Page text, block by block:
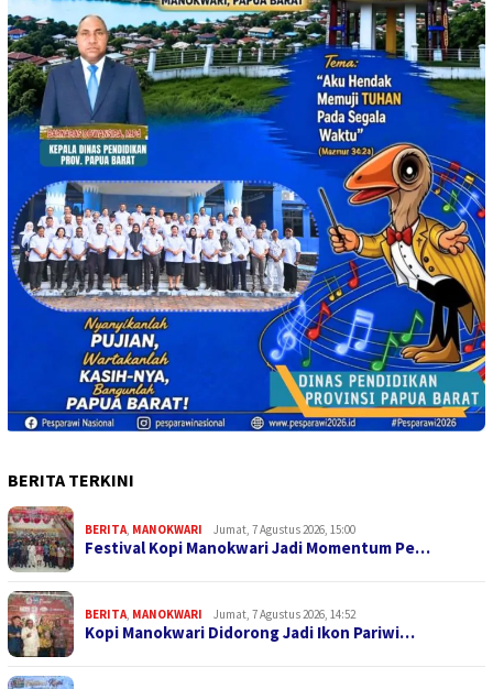
BERITA TERKINI
BERITA MANOKWARI Jumat, 7 Agustus 2026, 15:00
Festival Kopi Manokwari Jadi Momentum Pe…
BERITA MANOKWARI Jumat, 7 Agustus 2026, 14:52
Kopi Manokwari Didorong Jadi Ikon Pariwi…